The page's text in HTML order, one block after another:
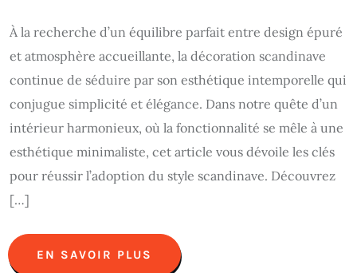
À la recherche d’un équilibre parfait entre design épuré
et atmosphère accueillante, la décoration scandinave
continue de séduire par son esthétique intemporelle qui
conjugue simplicité et élégance. Dans notre quête d’un
intérieur harmonieux, où la fonctionnalité se mêle à une
esthétique minimaliste, cet article vous dévoile les clés
pour réussir l’adoption du style scandinave. Découvrez
[…]
EN SAVOIR PLUS